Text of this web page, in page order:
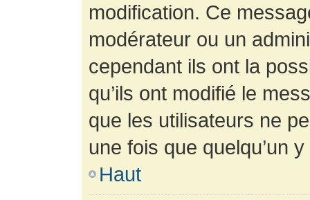
modification. Ce
modérateur ou un
cependant ils ont la
qu’ils ont modifié le
que les utilisateurs ne
une fois que quelqu’un
Haut